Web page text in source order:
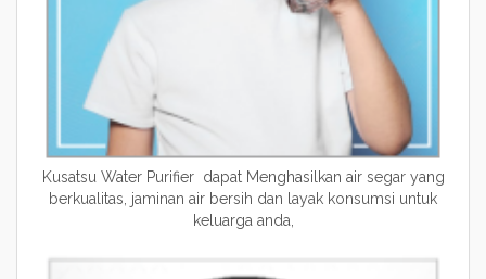
Kusatsu Water Purifier dapat Menghasilkan air segar yang
berkualitas, jaminan air bersih dan layak konsumsi untuk
keluarga anda,